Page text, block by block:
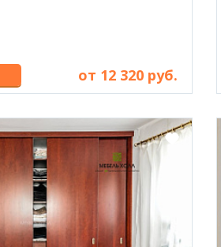
от 12 320 руб.